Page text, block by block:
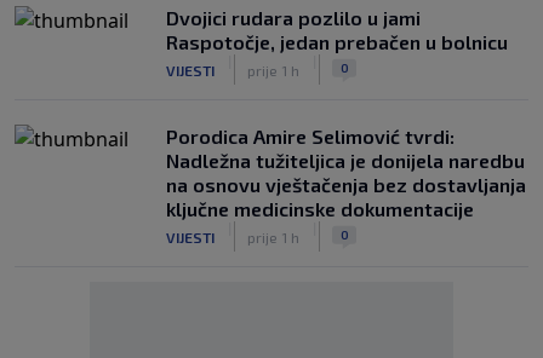
Dvojici rudara pozlilo u jami
Raspotočje, jedan prebačen u bolnicu
VIJESTI prije 1 h 0
Porodica Amire Selimović tvrdi:
Nadležna tužiteljica je donijela naredbu
na osnovu vještačenja bez dostavljanja
ključne medicinske dokumentacije
VIJESTI prije 1 h 0